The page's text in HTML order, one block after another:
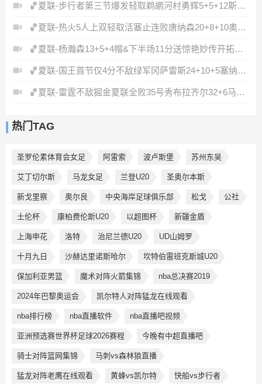
🏀夏联-步行者第三节爆发轻取鹈鹕河村勇辉5+5+12斯劳森22分
🏀夏联-热火5人上双轻取活塞止连败唐纳森20+8+10奥科里27分
🏀夏联-杨瀚森13+5+4帽&下半场11分送惊艳妙传开拓者力克掘金
🏀夏联-国王首节仅4分不敌绿军冈萨雷斯24+10+5塞纳克10+12
🏀夏联-雷霆不敌掘金夏联全败35号秀布拉齐尔32+6马拉14+7+6
热门TAG
圣罗伦素体育会女足 阿雷索 波卢斯堡 苏州东吴
艾丁切尔斯 马龙女足 兰登U20 圣奥尔本斯
新戈里察 奥尔良 中央海岸足球俱乐部 松戈 公社
土伦杯 康柏费伦斯U20 以超图杯 新疆金盾
上海申花 洛特 治尼兰德U20 UD山姆罗
十月九日 沙赫达里诺斯哈尔 坎特伯雷班克斯城U20
保加利亚男篮 魔术对阵火箭集锦 nba总决赛2019
2024年巴黎奥运会 凯尔特人对阵猛龙在线观看
nba排行榜 nba直播软件 nba直播吧视频
亚洲预选赛世界杯足球2026赛程 今晚有中超直播吧
骑士对阵篮网集锦 马刺vs森林狼直播
猛龙对阵老鹰在线观看 黄蜂vs凯尔特 快船vs步行者